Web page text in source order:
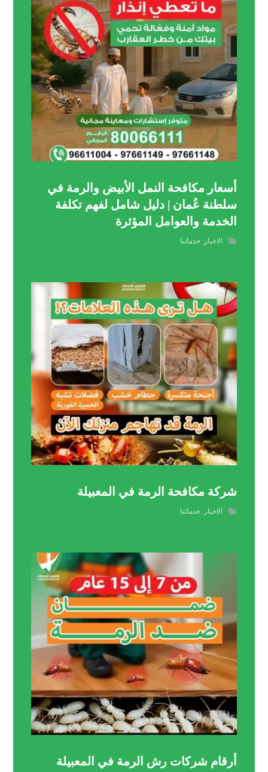
أسعار مكافحة النمل الأبيض والرمة في
سلطنة عُمان | دليل شامل لفهم تكلفة
الخدمة والعوامل المؤثرة
الاخبار ,خدماتنا
شركة مكافحة الرمة في المعبيلة
الاخبار ,خدماتنا
أرقام شركات رش الرمة في المعبيلة